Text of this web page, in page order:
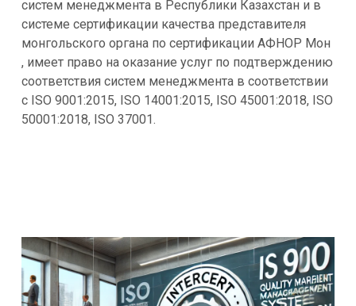
систем менеджмента в Республики Казахстан и в
системе сертификации качества представителя
монгольского органа по сертификации АФНОР Мон
, имеет право на оказание услуг по подтверждению
соответствия систем менеджмента в соответствии
с ISO 9001:2015, ISO 14001:2015, ISO 45001:2018, ISO
50001:2018, ISO 37001.